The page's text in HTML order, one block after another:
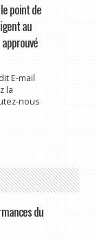
point de
au
E-mail
la
nous
du